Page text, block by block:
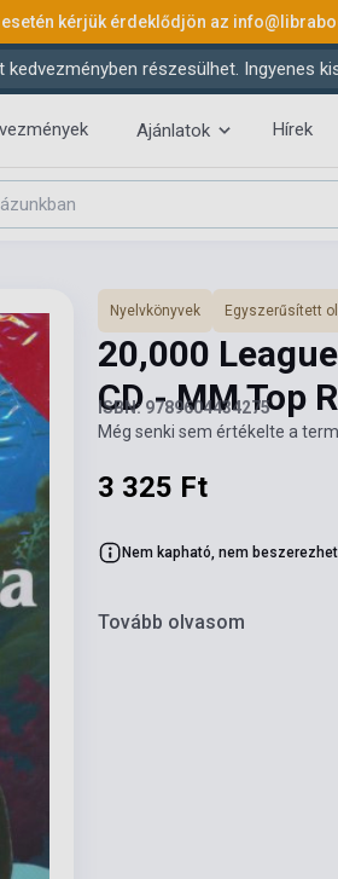
kérjük érdeklődjön az
részesülhet. Ingyenes
Ajánlatok Hírek
Nyelvkönyvek Egyszerűsített
20,000
CD - MM Top
ISBN: 9789604434275
Még senki sem értékelte a
3 325 Ft
Nem kapható, nem
Tovább olvasom